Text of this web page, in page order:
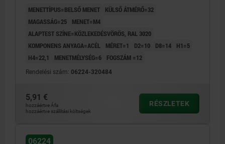
MENETTÍPUS=BELSŐ MENET
KÜLSŐ ÁTMÉRŐ=32
MAGASSÁG=25
MENET=M4
ALAPTEST SZÍNE=KÖZLEKEDÉSVÖRÖS, RAL 3020
KOMPONENS ANYAGA=ACÉL
MÉRET=1 D2=10 D8=14
H1=5
H4=22,1
MENETMÉLYSÉG=6 FOGSZÁM =12
Rendelési szám: 06224-320484
5,91 €
hozzáértve Áfa
hozzáértve szállítási költségek
RÉSZLETEK
06224